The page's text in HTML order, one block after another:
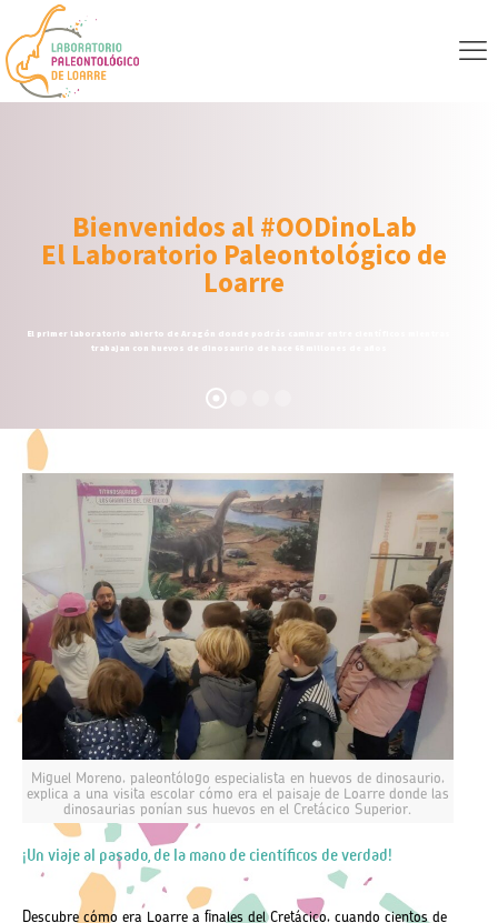
Bienvenidos al #OODinoLab
El Laboratorio Paleontológico de
Loarre
El primer laboratorio abierto de Aragón donde podrás caminar entre científicos mientras
trabajan con huevos de dinosaurio de hace 68 millones de años
Miguel Moreno, paleontólogo especialista en huevos de dinosaurio,
explica a una visita escolar cómo era el paisaje de Loarre donde las
dinosaurias ponían sus huevos en el Cretácico Superior.
¡Un viaje al pasado, de la mano de científicos de verdad!
Descubre cómo era Loarre a finales del Cretácico, cuando cientos de